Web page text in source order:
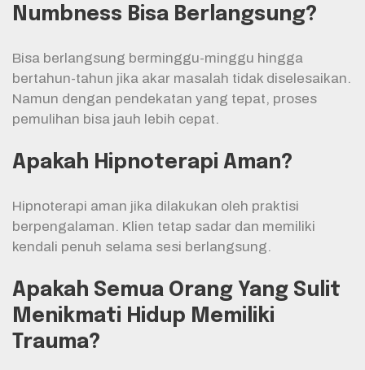
Numbness Bisa Berlangsung?
Bisa berlangsung berminggu-minggu hingga
bertahun-tahun jika akar masalah tidak diselesaikan.
Namun dengan pendekatan yang tepat, proses
pemulihan bisa jauh lebih cepat.
Apakah Hipnoterapi Aman?
Hipnoterapi aman jika dilakukan oleh praktisi
berpengalaman. Klien tetap sadar dan memiliki
kendali penuh selama sesi berlangsung.
Apakah Semua Orang Yang Sulit
Menikmati Hidup Memiliki
Trauma?